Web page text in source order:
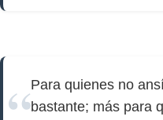
Para quienes no
bastante; más para